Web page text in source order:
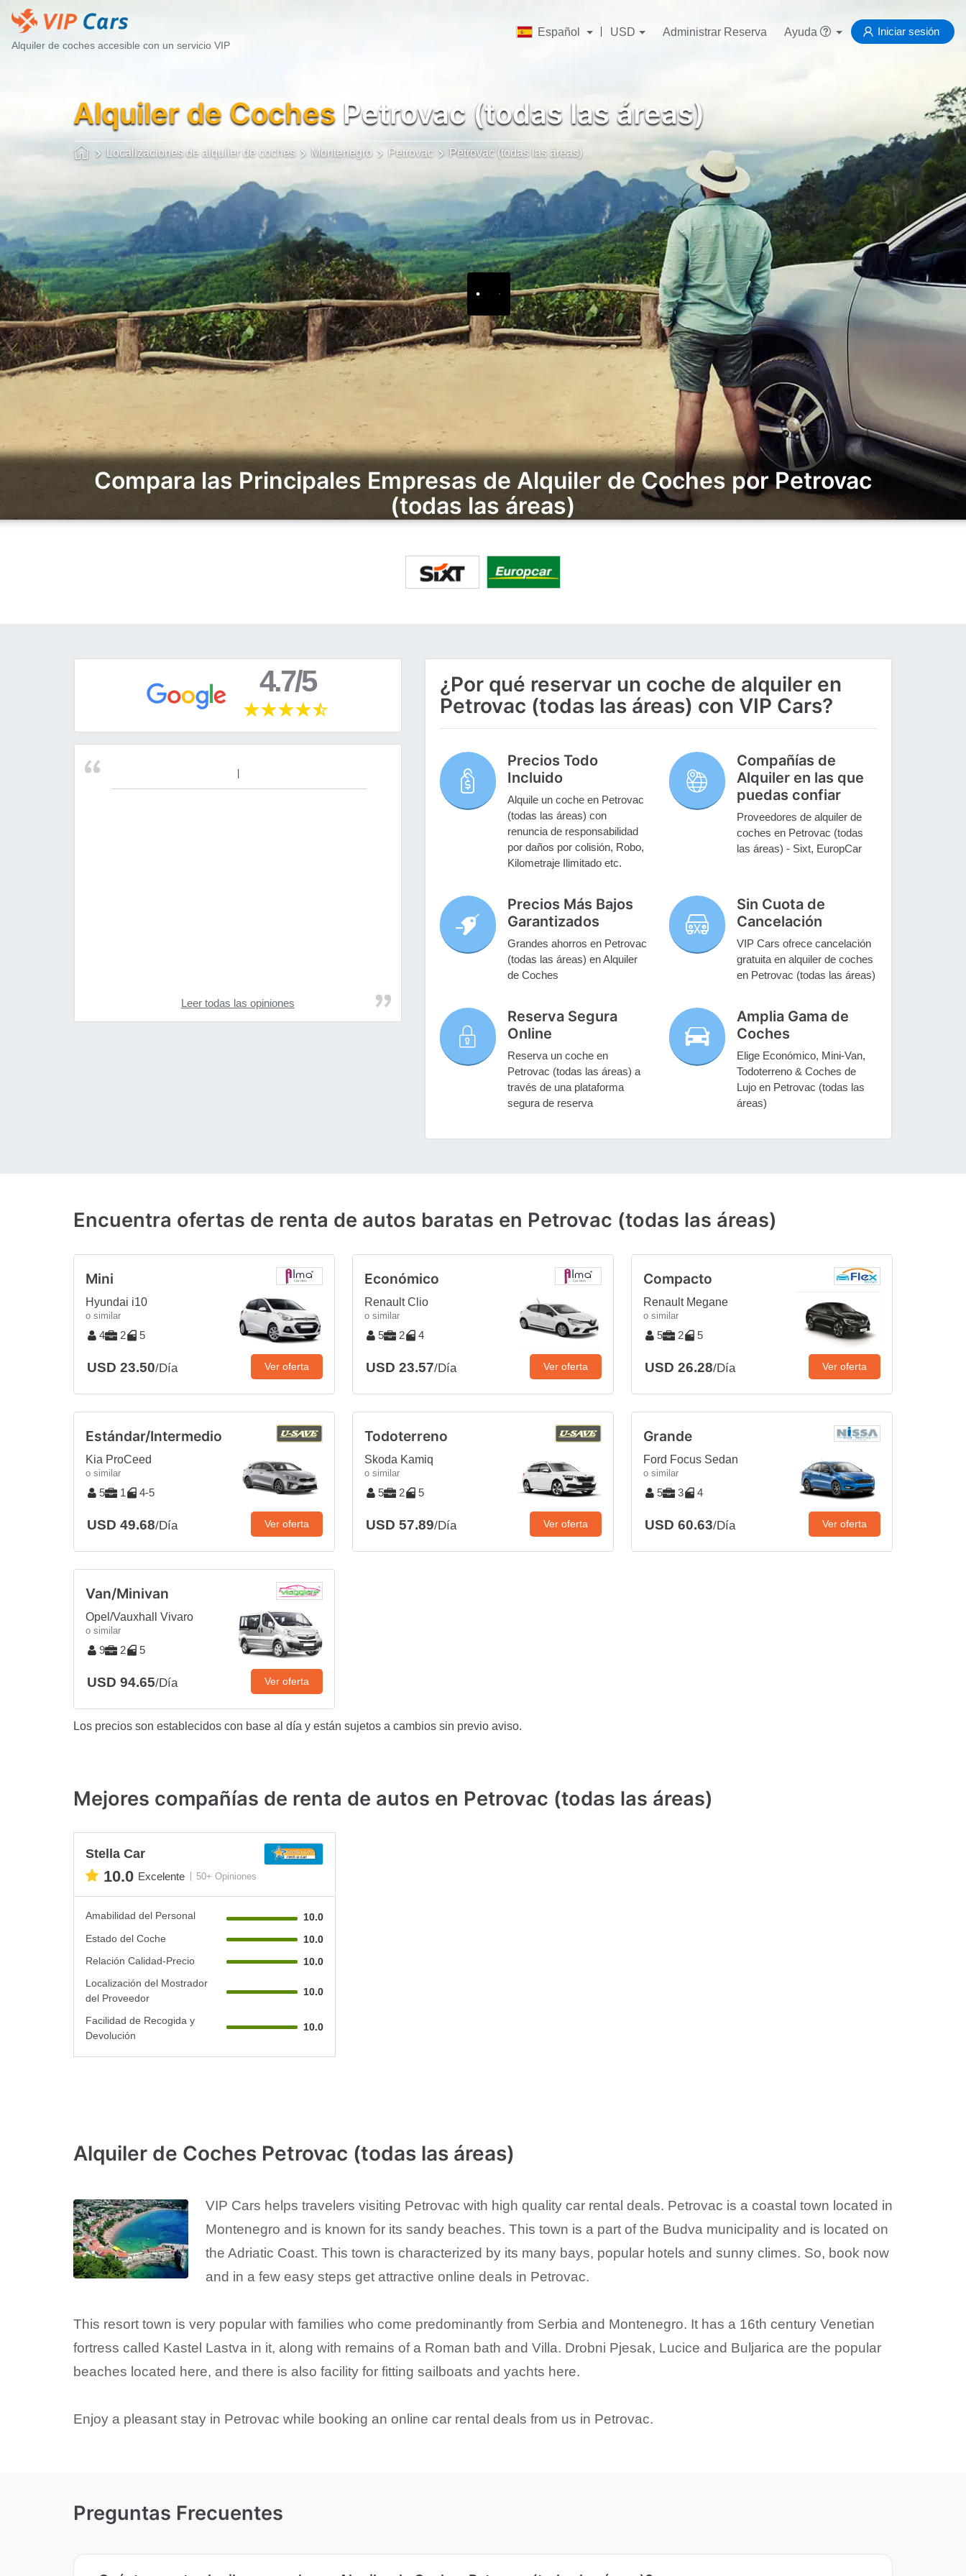
Alquiler de coches accesible con un servicio VIP
Español USD Administrar Reserva Ayuda Iniciar sesión
Alquiler de Coches Petrovac (todas las áreas)
Localizaciones de alquiler de coches Montenegro Petrovac Petrovac (todas las áreas)
Compara las Principales Empresas de Alquiler de Coches por Petrovac
(todas las áreas)
4.7/5
Leer todas las opiniones
¿Por qué reservar un coche de alquiler en
Petrovac (todas las áreas) con VIP Cars?
Precios Todo
Incluido
Alquile un coche en Petrovac
(todas las áreas) con
renuncia de responsabilidad
por daños por colisión, Robo,
Kilometraje Ilimitado etc.
Compañías de
Alquiler en las que
puedas confiar
Proveedores de alquiler de
coches en Petrovac (todas
las áreas) - Sixt, EuropCar
Precios Más Bajos
Garantizados
Grandes ahorros en Petrovac
(todas las áreas) en Alquiler
de Coches
Sin Cuota de
Cancelación
VIP Cars ofrece cancelación
gratuita en alquiler de coches
en Petrovac (todas las áreas)
Reserva Segura
Online
Reserva un coche en
Petrovac (todas las áreas) a
través de una plataforma
segura de reserva
Amplia Gama de
Coches
Elige Económico, Mini-Van,
Todoterreno & Coches de
Lujo en Petrovac (todas las
áreas)
Encuentra ofertas de renta de autos baratas en Petrovac (todas las áreas)
Mini
Hyundai i10
o similar
4 2 5
USD 23.50/Día Ver oferta
Económico
Renault Clio
o similar
5 2 4
USD 23.57/Día Ver oferta
Compacto
Renault Megane
o similar
5 2 5
USD 26.28/Día Ver oferta
Estándar/Intermedio
Kia ProCeed
o similar
5 1 4-5
USD 49.68/Día Ver oferta
Todoterreno
Skoda Kamiq
o similar
5 2 5
USD 57.89/Día Ver oferta
Grande
Ford Focus Sedan
o similar
5 3 4
USD 60.63/Día Ver oferta
Van/Minivan
Opel/Vauxhall Vivaro
o similar
9 2 5
USD 94.65/Día Ver oferta
Los precios son establecidos con base al día y están sujetos a cambios sin previo aviso.
Mejores compañías de renta de autos en Petrovac (todas las áreas)
Stella Car
10.0 Excelente 50+ Opiniones
Amabilidad del Personal
10.0
Estado del Coche
10.0
Relación Calidad-Precio
10.0
Localización del Mostrador
del Proveedor
10.0
Facilidad de Recogida y
Devolución
10.0
Alquiler de Coches Petrovac (todas las áreas)
VIP Cars helps travelers visiting Petrovac with high quality car rental deals. Petrovac is a coastal town located in
Montenegro and is known for its sandy beaches. This town is a part of the Budva municipality and is located on
the Adriatic Coast. This town is characterized by its many bays, popular hotels and sunny climes. So, book now
and in a few easy steps get attractive online deals in Petrovac.
This resort town is very popular with families who come predominantly from Serbia and Montenegro. It has a 16th century Venetian
fortress called Kastel Lastva in it, along with remains of a Roman bath and Villa. Drobni Pjesak, Lucice and Buljarica are the popular
beaches located here, and there is also facility for fitting sailboats and yachts here.
Enjoy a pleasant stay in Petrovac while booking an online car rental deals from us in Petrovac.
Preguntas Frecuentes